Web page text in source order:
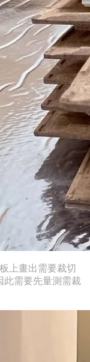
上畫出需要裁切
此需要先量測需裁